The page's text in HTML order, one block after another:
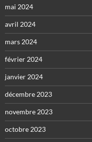
mai 2024
avril 2024
mars 2024
février 2024
janvier 2024
décembre 2023
novembre 2023
octobre 2023